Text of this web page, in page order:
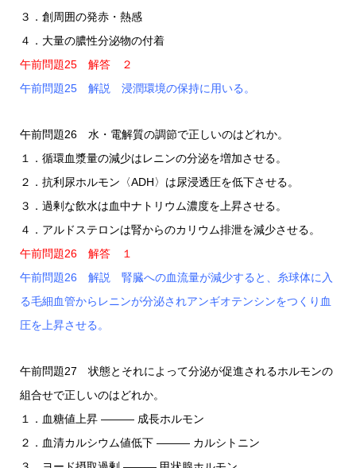
３．創周囲の発赤・熱感
４．大量の膿性分泌物の付着
午前問題25 解答 ２
午前問題25 解説 浸潤環境の保持に用いる。
午前問題26 水・電解質の調節で正しいのはどれか。
１．循環血漿量の減少はレニンの分泌を増加させる。
２．抗利尿ホルモン〈ADH〉は尿浸透圧を低下させる。
３．過剰な飲水は血中ナトリウム濃度を上昇させる。
４．アルドステロンは腎からのカリウム排泄を減少させる。
午前問題26 解答 １
午前問題26 解説 腎臓への血流量が減少すると、糸球体に入
る毛細血管からレニンが分泌されアンギオテンシンをつくり血
圧を上昇させる。
午前問題27 状態とそれによって分泌が促進されるホルモンの
組合せで正しいのはどれか。
１．血糖値上昇 ――― 成長ホルモン
２．血清カルシウム値低下 ――― カルシトニン